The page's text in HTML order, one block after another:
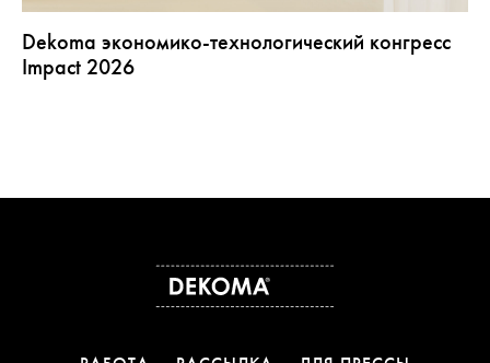
Dekoma экономико-технологический конгресс
Impact 2026